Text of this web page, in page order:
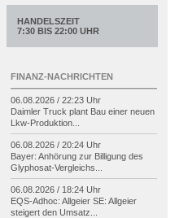
HANDELSZEIT
7:30 BIS 22:00 UHR
FINANZ-NACHRICHTEN
06.08.2026 / 22:23 Uhr
Daimler Truck plant Bau einer neuen
Lkw-Produktion...
06.08.2026 / 20:24 Uhr
Bayer: Anhörung zur Billigung des
Glyphosat-Vergleichs...
06.08.2026 / 18:24 Uhr
EQS-Adhoc: Allgeier SE: Allgeier
steigert den Umsatz...